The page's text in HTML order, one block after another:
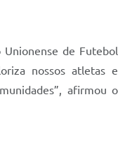
Unionense de Futebol
nossos atletas e
afirmou o